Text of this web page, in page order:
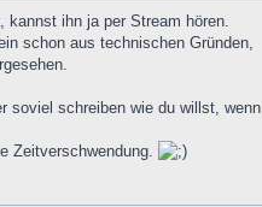
kannst ihn ja per Stream hören.
schon aus technischen Gründen,
soviel schreiben wie du willst, wenn
Zeitverschwendung.